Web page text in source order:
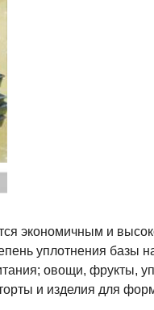
экономичным и
уплотнения базы
овощи, фрукты,
и изделия для